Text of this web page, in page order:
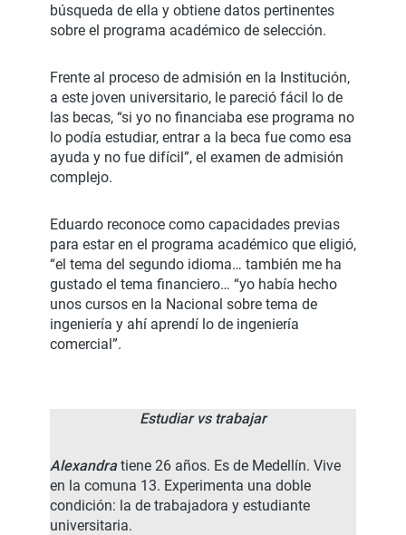
búsqueda de ella y obtiene datos pertinentes
sobre el programa académico de selección.
Frente al proceso de admisión en la Institución,
a este joven universitario, le pareció fácil lo de
las becas, “si yo no financiaba ese programa no
lo podía estudiar, entrar a la beca fue como esa
ayuda y no fue difícil”, el examen de admisión
complejo.
Eduardo reconoce como capacidades previas
para estar en el programa académico que eligió,
“el tema del segundo idioma… también me ha
gustado el tema financiero… “yo había hecho
unos cursos en la Nacional sobre tema de
ingeniería y ahí aprendí lo de ingeniería
comercial”.
Estudiar vs trabajar
Alexandratiene 26 años. Es de Medellín. Vive
en la comuna 13. Experimenta una doble
condición: la de trabajadora y estudiante
universitaria.